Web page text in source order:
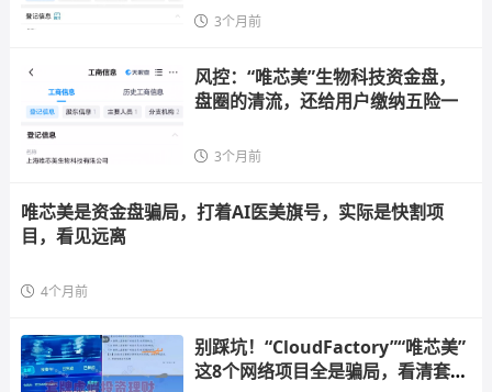
3个月前
风控：“唯芯美”生物科技资金盘，
盘圈的清流，还给用户缴纳五险一
3个月前
唯芯美是资金盘骗局，打着AI医美旗号，实际是快割项
目，看见远离
4个月前
别踩坑！“CloudFactory”“唯芯美”
这8个网络项目全是骗局，看清套路